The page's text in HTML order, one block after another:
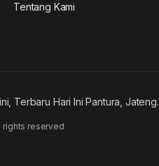
Tentang Kami
Terbaru Hari Ini Pantura, Jateng.
rights reserved